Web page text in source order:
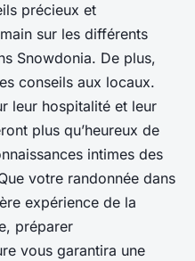
précieux et
sur les différents
Snowdonia. De plus,
conseils aux locaux.
leur hospitalité et leur
plus qu’heureux de
intimes des
votre randonnée dans
expérience de la
préparer
vous garantira une